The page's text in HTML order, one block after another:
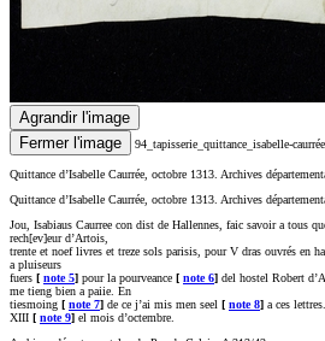
Agrandir l'image
Fermer l'image
94_tapisserie_quittance_isabelle-caurrée
Quittance d’Isabelle Caurrée, octobre 1313. Archives
Quittance d’Isabelle Caurrée, octobre 1313. Archives
Jou, Isabiaus Caurree con dist de Hallennes, faic savoir a tous
rech[ev]eur d’Artois,
trente et noef livres et treze sols parisis, pour V dras ouvrés en
a pluiseurs
fuers [ note 5] pour la pourveance [ note 6] del hostel Robert
me tieng bien a paiie. En
tiesmoing [ note 7] de ce j’ai mis men seel [ note 8] a ces
XIII [ note 9] el mois d’octembre.